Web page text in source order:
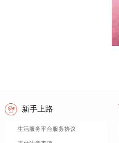
新手上路
生活服务平台服务协议